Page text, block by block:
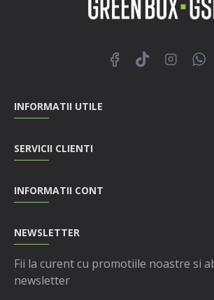
INFORMATII UTILE
SERVICII CLIENTI
INFORMATII CONT
NEWSLETTER
Fii la curent cu promotiile noastre si
newsletter